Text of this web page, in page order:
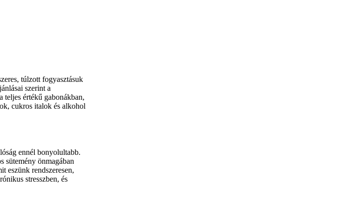
túlzott fogyasztásuk
szerint a
teljes értékű gabonákban,
cukros italok és alkohol
ennél bonyolultabb.
sütemény önmagában
eszünk rendszeresen,
stresszben, és